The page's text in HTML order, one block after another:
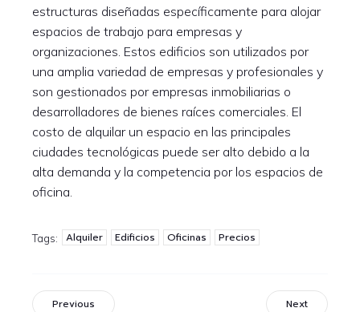
estructuras diseñadas específicamente para alojar
espacios de trabajo para empresas y
organizaciones. Estos edificios son utilizados por
una amplia variedad de empresas y profesionales y
son gestionados por empresas inmobiliarias o
desarrolladores de bienes raíces comerciales. El
costo de alquilar un espacio en las principales
ciudades tecnológicas puede ser alto debido a la
alta demanda y la competencia por los espacios de
oficina.
Tags: Alquiler Edificios Oficinas Precios
Previous Next